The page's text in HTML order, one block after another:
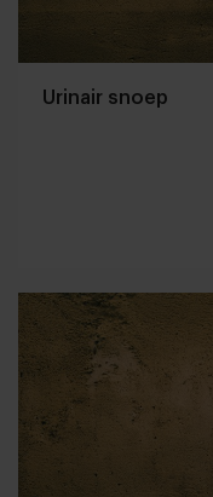
Urinair snoep